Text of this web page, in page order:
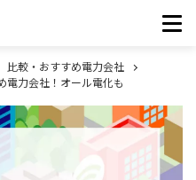
比較・おすすめ電力会社
電力会社！オール電化も